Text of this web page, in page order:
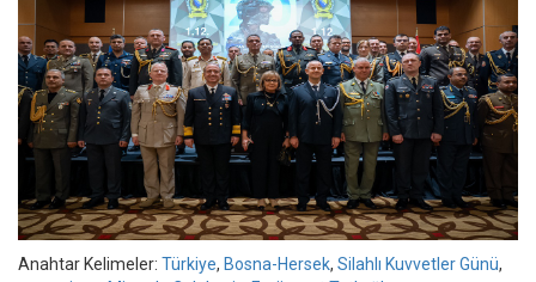
Anahtar Kelimeler: Türkiye, Bosna-Hersek, Silahlı Kuvvetler Günü,